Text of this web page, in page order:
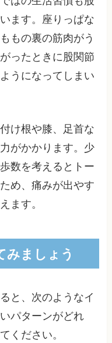
ます。座りっぱな
もの裏の筋肉がう
ったときに股関節
うになってしまい
け根や膝、足首な
がかかります。少
数を考えるとトー
め、痛みが出やす
ます。
みましょう
と、次のようなイ
パターンがどれ
ください。